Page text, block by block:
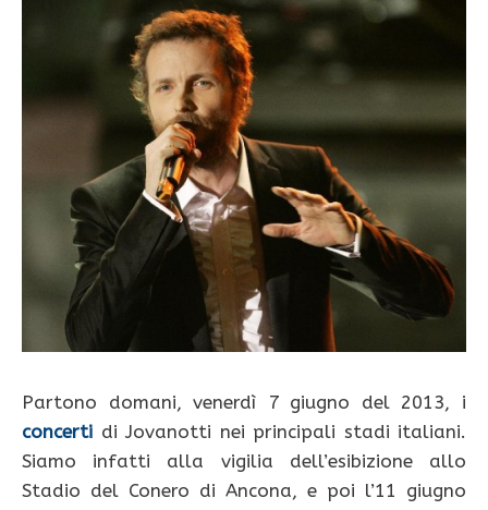
Partono domani, venerdì 7 giugno del 2013, i
concerti di Jovanotti nei principali stadi italiani.
Siamo infatti alla vigilia dell’esibizione allo
Stadio del Conero di Ancona, e poi l’11 giugno